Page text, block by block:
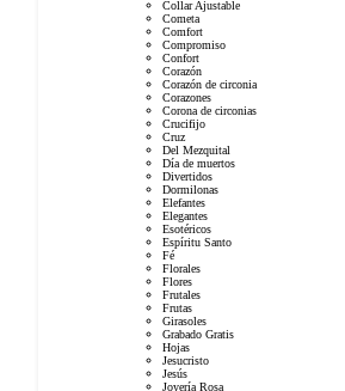
Collar Ajustable
Cometa
Comfort
Compromiso
Confort
Corazón
Corazón de circonia
Corazones
Corona de circonias
Crucifijo
Cruz
Del Mezquital
Día de muertos
Divertidos
Dormilonas
Elefantes
Elegantes
Esotéricos
Espíritu Santo
Fé
Florales
Flores
Frutales
Frutas
Girasoles
Grabado Gratis
Hojas
Jesucristo
Jesús
Joyería Rosa